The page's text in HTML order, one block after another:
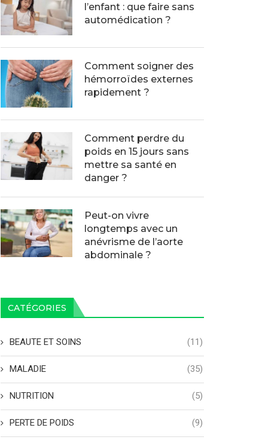
l’enfant : que faire sans
automédication ?
Comment soigner des
hémorroïdes externes
rapidement ?
Comment perdre du
poids en 15 jours sans
mettre sa santé en
danger ?
Peut-on vivre
longtemps avec un
anévrisme de l’aorte
abdominale ?
CATÉGORIES
BEAUTE ET SOINS (11)
MALADIE (35)
NUTRITION (5)
PERTE DE POIDS (9)